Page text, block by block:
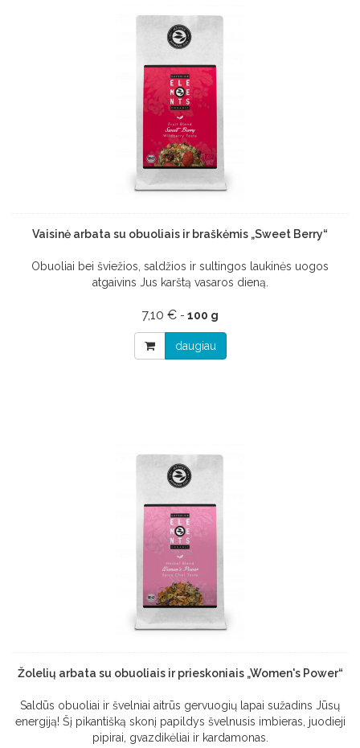
Vaisinė arbata su obuoliais ir braškėmis „Sweet Berry“
Obuoliai bei šviežios, saldžios ir sultingos laukinės uogos
atgaivins Jus karštą vasaros dieną.
7,10 € - 100 g
daugiau
Žolelių arbata su obuoliais ir prieskoniais „Women's Power“
Saldūs obuoliai ir švelniai aitrūs gervuogių lapai sužadins Jūsų
energiją! Šį pikantišką skonį papildys švelnusis imbieras, juodieji
pipirai, gvazdikėliai ir kardamonas.